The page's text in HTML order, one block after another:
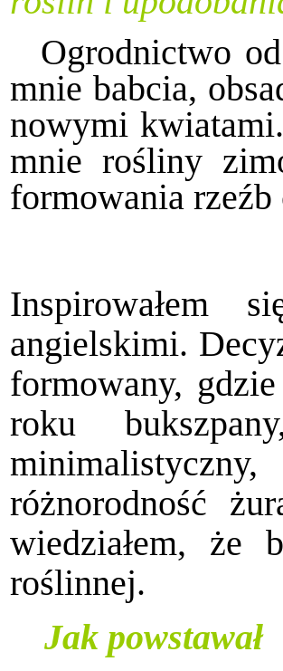
Ogrodnictwo
mnie babcia,
nowymi
mnie rośliny
formowania
Inspirowałem
angielskimi.
formowany,
roku
różnorodność
wiedziałem, że
roślinnej.
Jak powstawał